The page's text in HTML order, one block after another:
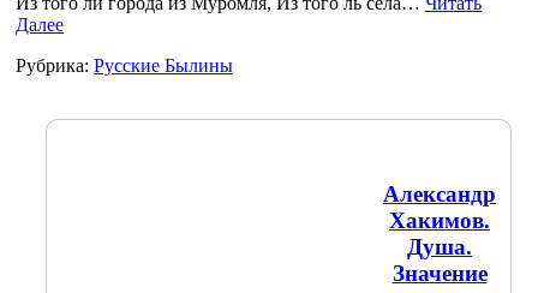
Далее
Рубрика: Русские Былины
Александр
Хакимов.
Душа.
Значение